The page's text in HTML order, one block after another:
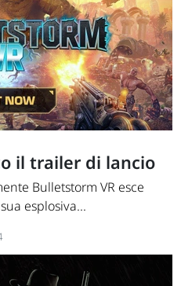
il trailer di lancio
Bulletstorm VR esce
esplosiva...